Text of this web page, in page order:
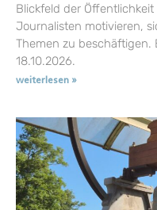
Blickfeld der
Journalisten motivieren,
Themen zu
18.10.2026.
weiterlesen »